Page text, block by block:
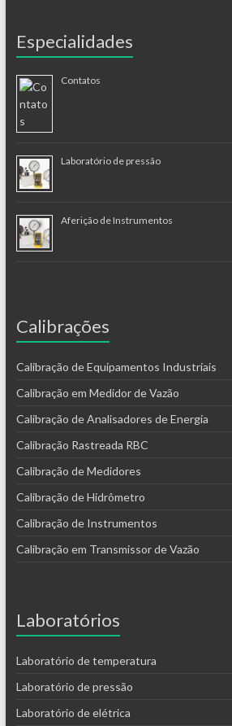
Especialidades
Contatos
Laboratório de pressão
Aferição de Instrumentos
Calibrações
Calibração de Equipamentos Industriais
Calibração em Medidor de Vazão
Calibração de Analisadores de Energia
Calibração Rastreada RBC
Calibração de Medidores
Calibração de Hidrômetro
Calibração de Instrumentos
Calibração em Transmissor de Vazão
Laboratórios
Laboratório de temperatura
Laboratório de pressão
Laboratório de elétrica